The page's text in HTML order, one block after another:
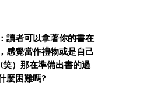
讀者可以拿著你的書在
感覺當作禮物或是自己
笑）那在準備出書的過
麼困難嗎?